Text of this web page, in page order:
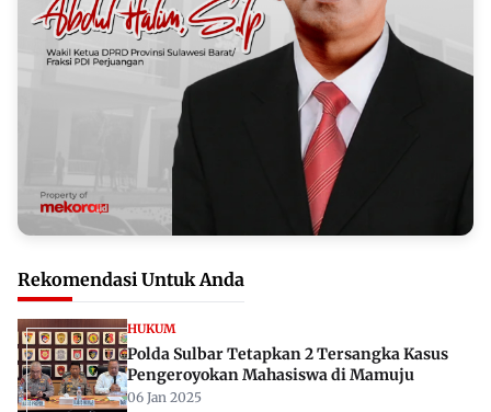
Rekomendasi Untuk Anda
HUKUM
Polda Sulbar Tetapkan 2 Tersangka Kasus
Pengeroyokan Mahasiswa di Mamuju
06 Jan 2025